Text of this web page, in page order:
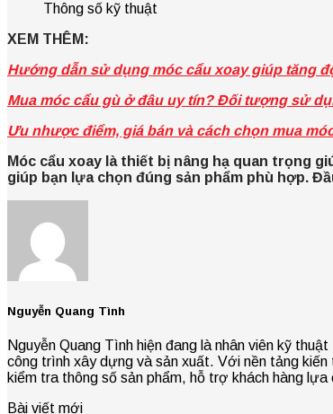
Thông số kỹ thuật
XEM THÊM:
Hướng dẫn sử dụng móc cẩu xoay giúp tăng
Mua móc cẩu gù ở đâu uy tín? Đối tượng sử
Ưu nhược điểm, giá bán và cách chọn mua
Móc cẩu xoay là thiết bị nâng hạ quan trọng
giúp bạn lựa chọn đúng sản phẩm phù hợp.
Nguyễn Quang Tình
Nguyễn Quang Tình hiện đang là nhân viên kỹ
công trình xây dựng và sản xuất. Với nền tảng
kiểm tra thông số sản phẩm, hỗ trợ khách hàng
Bài viết mới